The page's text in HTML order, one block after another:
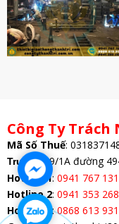
Công Ty
Mã Số Thuế:
Trụ Sở: 69/1A đường
Hotline 1: 0941 767 131
Hotline 2: 0941 353 268
Hotline 3:0868 613 931